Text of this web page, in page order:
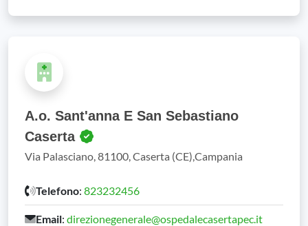
A.o. Sant'anna E San Sebastiano
Caserta
Via Palasciano, 81100, Caserta (CE),Campania
Telefono: 823232456
Email: direzionegenerale@ospedalecasertapec.it